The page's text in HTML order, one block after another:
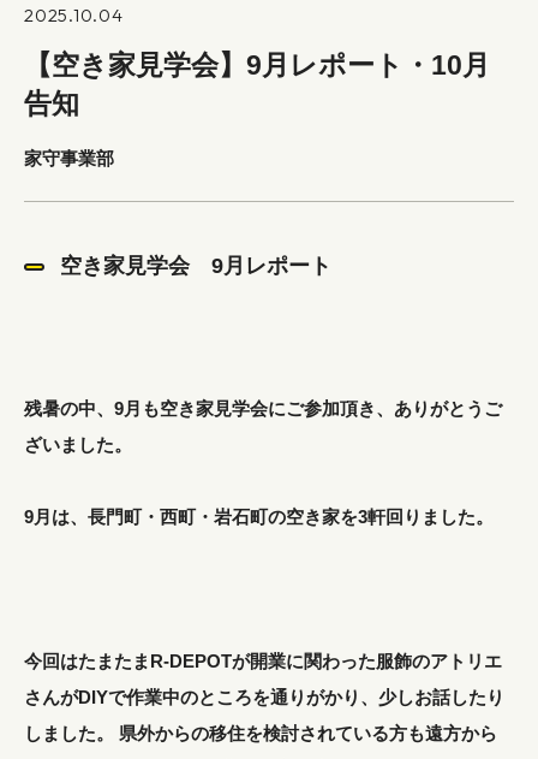
2025.10.04
【空き家見学会】9月レポート・10月
告知
家守事業部
空き家見学会 9月レポート
残暑の中、9月も空き家見学会にご参加頂き、ありがとうご
ざいました。
9月は、長門町・西町・岩石町の空き家を3軒回りました。
今回はたまたまR-DEPOTが開業に関わった服飾のアトリエ
さんがDIYで作業中のところを通りがかり、少しお話したり
しました。 県外からの移住を検討されている方も遠方から